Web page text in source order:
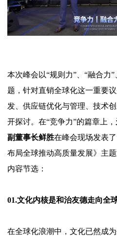
本次峰会以“规则力”、“融合力
题，针对直销全球化这一重要
发、供应链优化与管理、技术
开探讨。在“竞争力”的篇章上，
副董事长鲜胜在峰会现场发表
布局全球推动高质量发展》主
内容节选：
01.文化内核是和治友德走向全
在全球化浪潮中， 文化已然成